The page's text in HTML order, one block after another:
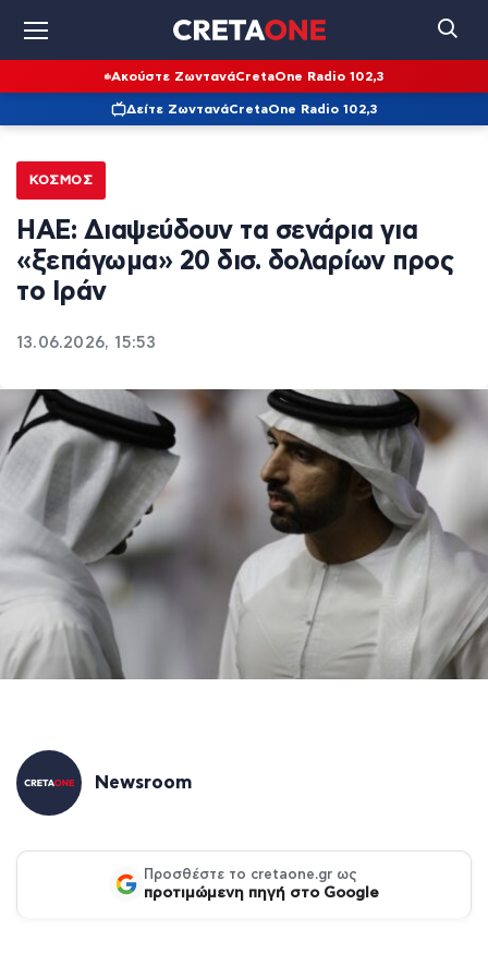
Ακούστε ΖωντανάCretaOne Radio 102,3
Δείτε ΖωντανάCretaOne Radio 102,3
ΚΌΣΜΟΣ
ΗΑΕ: Διαψεύδουν τα σενάρια για
«ξεπάγωμα» 20 δισ. δολαρίων προς
το Ιράν
13.06.2026, 15:53
Newsroom
Προσθέστε το cretaone.gr ως
προτιμώμενη πηγή στο Google